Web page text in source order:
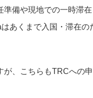
準備や現地での一時滞在
あくまで入国・滞在の
が、こちらもTRCへの申